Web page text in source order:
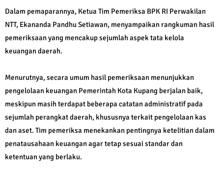
Dalam pemaparannya, Ketua Tim Pemeriksa BPK RI Perwakilan
NTT, Ekananda Pandhu Setiawan, menyampaikan rangkuman hasil
pemeriksaan yang mencakup sejumlah aspek tata kelola
keuangan daerah.
Menurutnya, secara umum hasil pemeriksaan menunjukkan
pengelolaan keuangan Pemerintah Kota Kupang berjalan baik,
meskipun masih terdapat beberapa catatan administratif pada
sejumlah perangkat daerah, khususnya terkait pengelolaan kas
dan aset. Tim pemeriksa menekankan pentingnya ketelitian dalam
penatausahaan keuangan agar tetap sesuai standar dan
ketentuan yang berlaku.